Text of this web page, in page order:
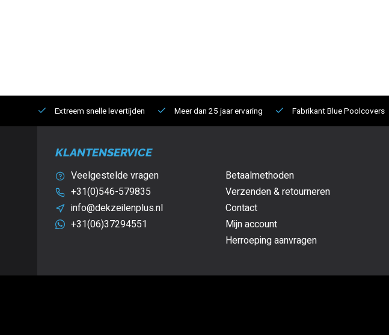
Extreem snelle levertijden Meer dan 25 jaar ervaring Fabrikant Blue Poolcovers
KLANTENSERVICE
Veelgestelde vragen
+31(0)546-579835
info@dekzeilenplus.nl
+31(06)37294551
Betaalmethoden
Verzenden & retourneren
Contact
Mijn account
Herroeping aanvragen